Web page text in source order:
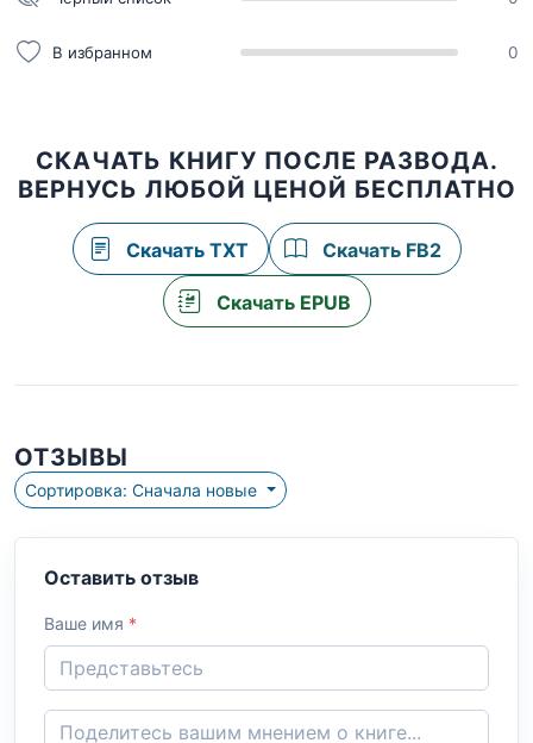
В избранном 0
СКАЧАТЬ КНИГУ ПОСЛЕ РАЗВОДА.
ВЕРНУСЬ ЛЮБОЙ ЦЕНОЙ БЕСПЛАТНО
Скачать TXT Скачать FB2
Скачать EPUB
ОТЗЫВЫ
Сортировка: Сначала новые
Оставить отзыв
Ваше имя *